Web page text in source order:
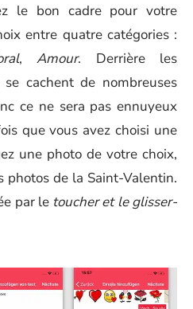
le bon cadre pour votre
entre quatre catégories :
,Amour. Derrière les
cachent de nombreuses
ce ne sera pas ennuyeux
que vous avez choisi une
une photo de votre choix,
photos de la Saint-Valentin.
par le toucher et le glisser-